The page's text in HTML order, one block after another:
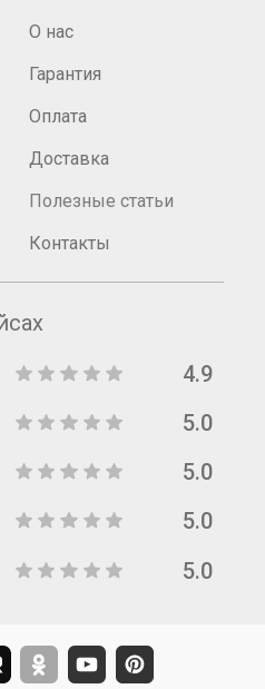
О нас
Гарантия
Оплата
Доставка
Полезные статьи
Контакты
4.9
5.0
5.0
5.0
5.0